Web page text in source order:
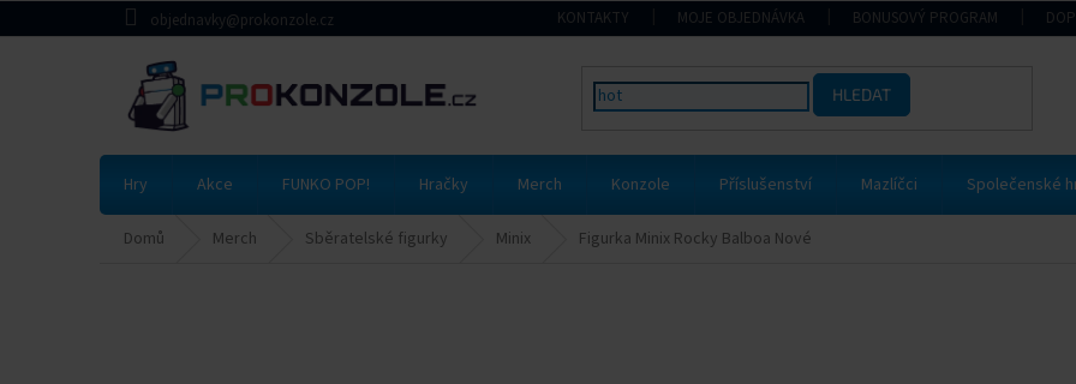
na
objednavky@prokonzole.cz KONTAKTY MOJE OBJEDNÁVKA BONUSOVÝ PROGRAM
HLEDAT
Hry Akce FUNKO POP! Hračky Merch Konzole Příslušenství Mazlíčci Společenské
Domů Merch Sběratelské figurky Minix Figurka Minix Rocky Balboa Nové